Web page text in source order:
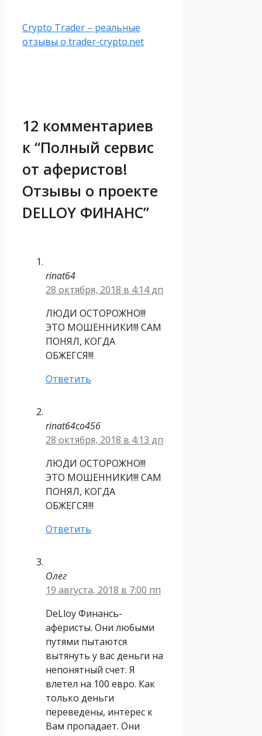
Crypto Trader – реальные
отзывы о trader-crypto.net
12 комментариев
к “Полный сервис
от аферистов!
Отзывы о проекте
DELLOY ФИНАНС”
rinat64
28 октября, 2018 в 4:14 дп
ЛЮДИ ОСТОРОЖНО!!!
ЭТО МОШЕННИКИ!!! САМ
ПОНЯЛ, КОГДА
ОБЖЕГСЯ!!!
Ответить
rinat64co456
28 октября, 2018 в 4:13 дп
ЛЮДИ ОСТОРОЖНО!!!
ЭТО МОШЕННИКИ!!! САМ
ПОНЯЛ, КОГДА
ОБЖЕГСЯ!!!
Ответить
Олег
19 августа, 2018 в 7:00 пп
DeLloy Финансь-
аферисты. Они любыми
путями пытаются
вытянуть у вас деньги на
непонятный счет. Я
влетел на 100 евро. Как
только деньги
переведены, интерес к
Вам пропадает. Они